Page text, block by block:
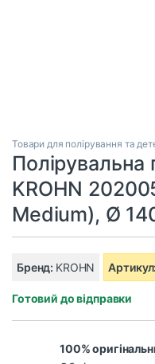
Товари для полірування та
Полірувальна
KROHN
Medium), Ø
Бренд: KROHN Артикул:
Готовий до відправки
100%